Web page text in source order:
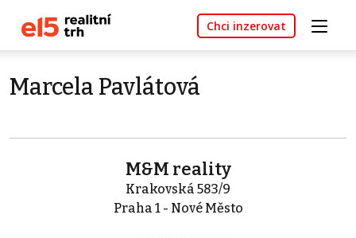
Chci inzerovat
Marcela Pavlátová
M&M reality
Krakovská 583/9
Praha 1 - Nové Město